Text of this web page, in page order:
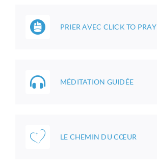
PRIER AVEC CLICK TO PRAY
MÉDITATION GUIDÉE
LE CHEMIN DU CŒUR